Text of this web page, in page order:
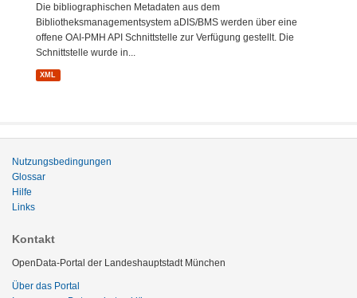
Die bibliographischen Metadaten aus dem
Bibliotheksmanagementsystem aDIS/BMS werden über eine
offene OAI-PMH API Schnittstelle zur Verfügung gestellt. Die
Schnittstelle wurde in...
XML
Nutzungsbedingungen
Glossar
Hilfe
Links
Kontakt
OpenData-Portal der Landeshauptstadt München
Über das Portal